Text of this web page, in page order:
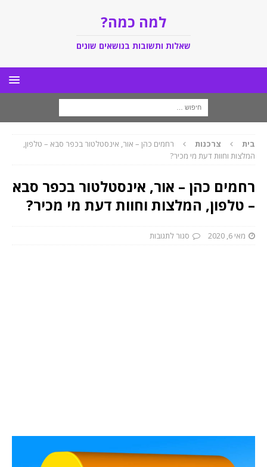
למה כמה?
שאלות ותשובות בנושאים שונים
בית צרכנות
רחמים כהן – אור, אינסטלטור בכפר סבא – טלפון,
המלצות וחוות דעת מי מכיר?
רחמים כהן – אור, אינסטלטור בכפר סבא
– טלפון, המלצות וחוות דעת מי מכיר?
מאי 6, 2020 סגור לתגובות